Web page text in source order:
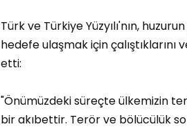
Türk ve Türkiye Yüzyılı'nın,
hedefe ulaşmak için
etti:
"Önümüzdeki süreçte ülkemizin
bir akıbettir. Terör ve bölücülük